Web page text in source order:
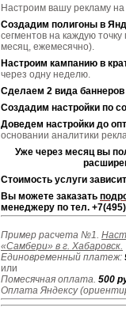
Настроим вашу рекламу
Создадим полигоны в
сегментов на каждую
месяц, ежемесячно).
Настроим кампанию в
через одну неделю.
Сделаем 2 вида
Создадим настройки по
Доведем настройки до
основании аналитики
Уже через месяц вы
Стоимость услуги
Вы можете заказать
менеджеру по тел.
Пример расчета №1.
«Самбери» в г. Хабаровск.
Единовременный платеж:
или
Помесячная оплата. 500
Оплата Яндексу